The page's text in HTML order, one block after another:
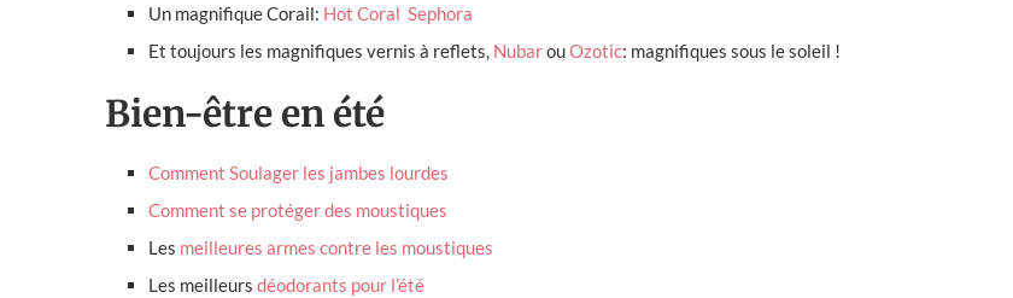
Un magnifique Corail: Hot Coral Sephora
Et toujours les magnifiques vernis à reflets, NubarouOzotic: magnifiques sous le soleil !
Bien-être en été
Comment Soulager les jambes lourdes
Comment se protéger des moustiques
Les meilleures armes contre les moustiques
Les meilleurs déodorants pour l’été